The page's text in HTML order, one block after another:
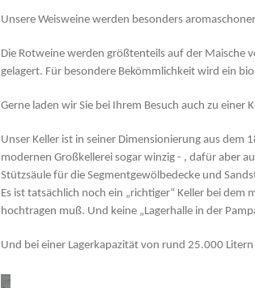
Unsere Weisweine werden besonders
Die Rotweine werden größtenteils auf der Maische
gelagert. Für besondere Bekömmlichkeit wird ein
Gerne laden wir Sie bei Ihrem Besuch auch zu einer
Unser Keller ist in seiner Dimensionierung aus dem
modernen Großkellerei sogar winzig - , dafür aber
Stützsäule für die Segmentgewölbedecke und
Es ist tatsächlich noch ein „richtiger“ Keller bei
hochtragen muß. Und keine „Lagerhalle in der
Und bei einer Lagerkapazität von rund 25.000